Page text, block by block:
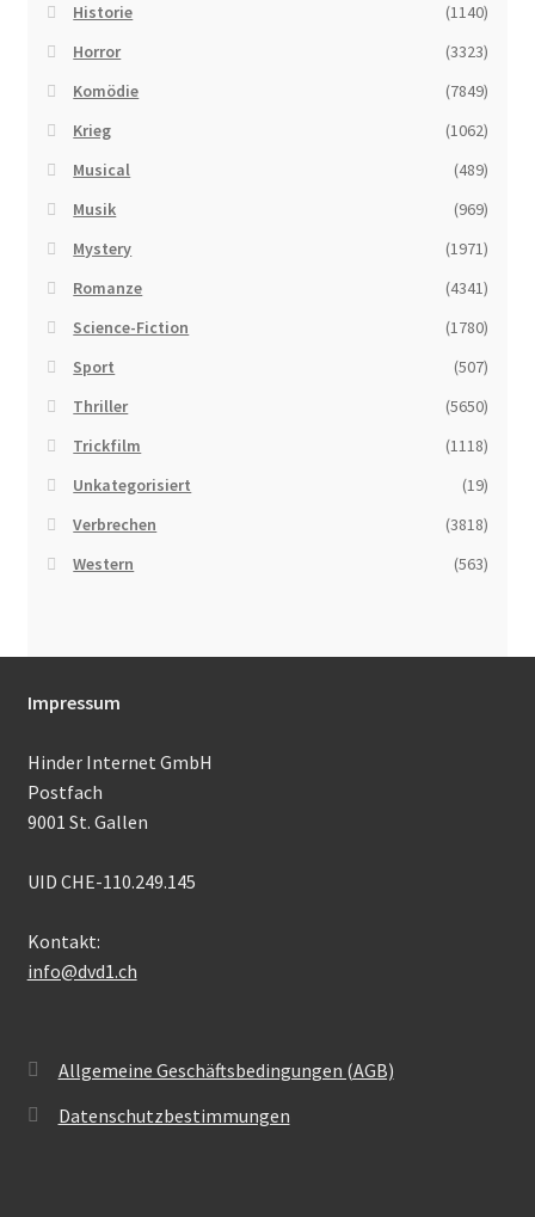
Historie
(1140)
Horror
(3323)
Komödie
(7849)
Krieg
(1062)
Musical
(489)
Musik
(969)
Mystery
(1971)
Romanze
(4341)
Science-Fiction
(1780)
Sport
(507)
Thriller
(5650)
Trickfilm
(1118)
Unkategorisiert
(19)
Verbrechen
(3818)
Western
(563)
Impressum
Hinder Internet GmbH
Postfach
9001 St. Gallen
UID CHE-110.249.145
Kontakt:
info@dvd1.ch
Allgemeine Geschäftsbedingungen (AGB)
Datenschutzbestimmungen